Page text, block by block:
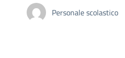
Personale scolastico